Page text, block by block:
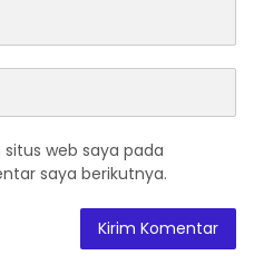
web saya pada
saya berikutnya.